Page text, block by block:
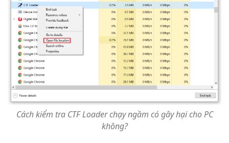
Cách kiểm tra CTF Loader chạy ngầm có gây hại cho PC
không?